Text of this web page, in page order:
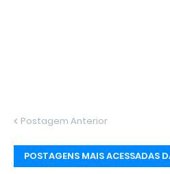
Postagem Anterior
POSTAGENS MAIS ACESSADAS